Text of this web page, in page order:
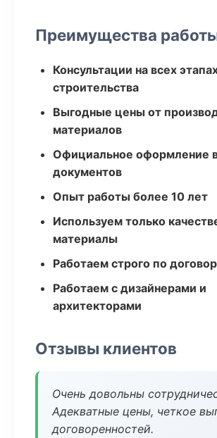
Преимущества
Консультации на всех
строительства
Выгодные цены от
материалов
Официальное оформление
документов
Опыт работы более 10 лет
Используем только
материалы
Работаем строго по
Работаем с дизайнерами и
архитекторами
Отзывы клиентов
Очень довольны
Адекватные цены, четкое
договоренностей.